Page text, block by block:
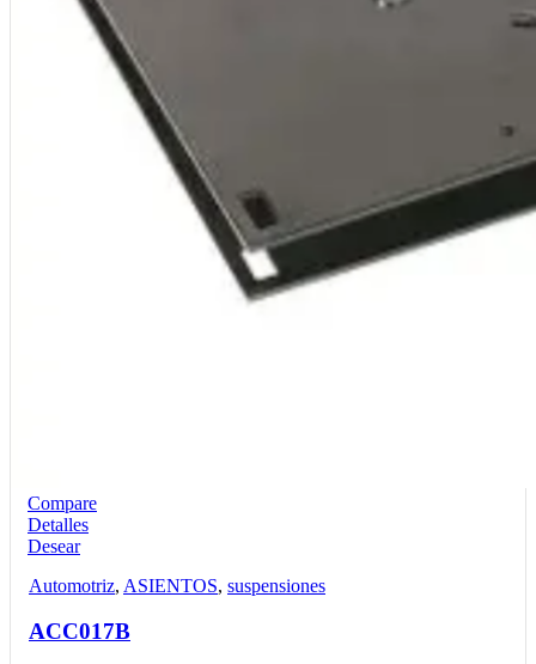
Compare
Detalles
Desear
Automotriz, ASIENTOS, suspensiones
ACC017B